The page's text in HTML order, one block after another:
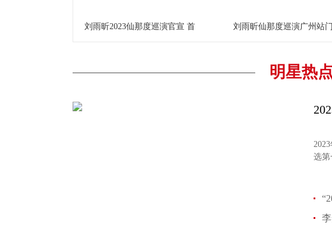
刘雨昕2023仙那度巡演官宣 首 刘雨昕仙那度巡演广州站
明星热
选第